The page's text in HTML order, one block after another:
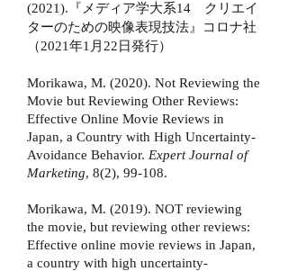
(2021).『メディア学大系14 クリエイ
ターのための映像表現技法』コロナ社
（2021年1月22日発行）
Morikawa, M. (2020). Not Reviewing the
Movie but Reviewing Other Reviews:
Effective Online Movie Reviews in
Japan, a Country with High Uncertainty-
Avoidance Behavior. Expert Journal of
Marketing, 8(2), 99-108.
Morikawa, M. (2019). NOT reviewing
the movie, but reviewing other reviews:
Effective online movie reviews in Japan,
a country with high uncertainty-